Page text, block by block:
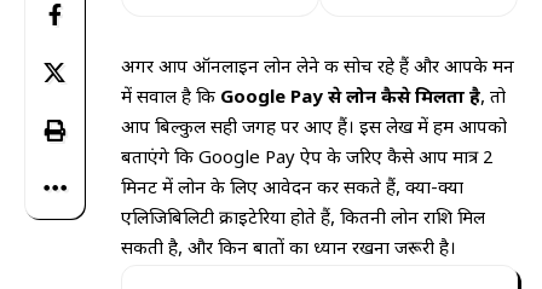
अगर आप ऑनलाइन लोन लेने की सोच रहे हैं और आपके मन
में सवाल है कि Google Pay से लोन कैसे मिलता है, तो
आप बिल्कुल सही जगह पर आए हैं। इस लेख में हम आपको
बताएंगे कि Google Pay ऐप के जरिए कैसे आप मात्र 2
मिनट में लोन के लिए आवेदन कर सकते हैं, क्या-क्या
एलिजिबिलिटी क्राइटेरिया होते हैं, कितनी लोन राशि मिल
सकती है, और किन बातों का ध्यान रखना जरूरी है।